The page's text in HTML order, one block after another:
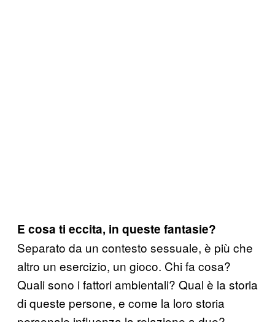
E cosa ti eccita, in queste fantasie?
Separato da un contesto sessuale, è più che
altro un esercizio, un gioco. Chi fa cosa?
Quali sono i fattori ambientali? Qual è la storia
di queste persone, e come la loro storia